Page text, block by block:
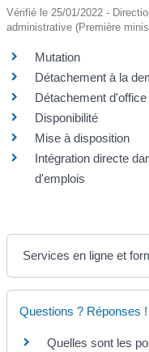
Vérifié le 25/01/2022 -
administrative (Première
Mutation
Détachement à la
Détachement
Disponibilité
Mise à disposition
Intégration directe
d'emplois
Services en ligne et
Questions ? Réponses !
Quelles sont les